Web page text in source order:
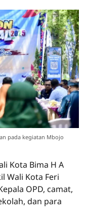
pada kegiatan Mbojo
Kota Bima H A
Wali Kota Feri
OPD, camat,
dan para